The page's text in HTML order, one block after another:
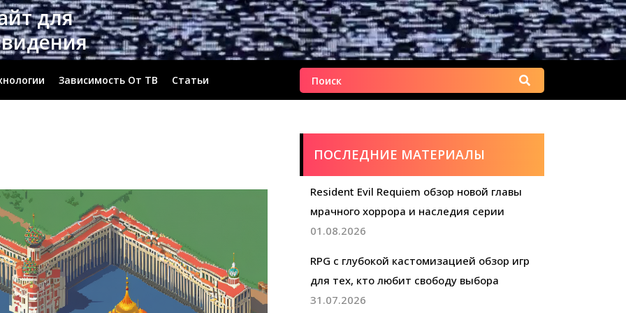
для
Зависимость От ТВ Статьи Найти:
ПОСЛЕДНИЕ МАТЕРИАЛЫ
Resident Evil Requiem обзор новой главы
мрачного хоррора и наследия серии
01.08.2026
RPG с глубокой кастомизацией обзор игр
для тех, кто любит свободу выбора
31.07.2026